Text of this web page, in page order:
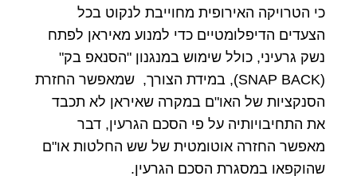
כי הטרויקה האירופית מחוייבת לנקוט בכל
הצעדים הדיפלומטיים כדי למנוע מאיראן לפתח
נשק גרעיני, כולל שימוש במנגנון "הסנאפ בק"
(SNAP BACK), במידת הצורך, שמאפשר החזרת
הסנקציות של האו"ם במקרה שאיראן לא תכבד
את התחיבויותיה על פי הסכם הגרעין, דבר
מאפשר החזרה אוטומטית של שש החלטות או"ם
שהוקפאו במסגרת הסכם הגרעין.